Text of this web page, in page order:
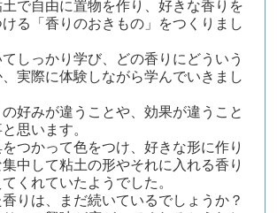
で自由に置物を作り、好きな香りを
る「香りのおきもの」をつくりまし
しっかり学び、どの香りにどういう
実際に体験しながら学んでいきまし
好みが違うことや、効果が違うこと
思います。
つかって色をつけ、好きな形に作り
中して粘土の形やそれに入れる香り
くれていたようでした。
りは、まだ続いているでしょうか？